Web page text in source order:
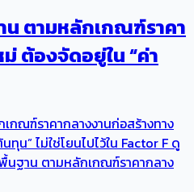
ตามหลักเกณฑ์ราคา
ต้องจัดอยู่ใน “ค่า
ณฑ์ราคากลางงานก่อสร้างทาง
น” ไม่ใช่โยนไปไว้ใน Factor F ดู
ฐาน ตามหลักเกณฑ์ราคากลาง